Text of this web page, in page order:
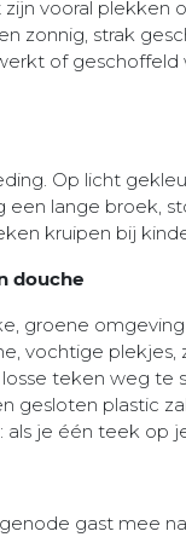
vooral plekken
zonnig, strak
of
Op licht
een lange broek,
kruipen bij
douche
groene
vochtige plekjes,
teken weg te
gesloten plastic
je één teek op
gast mee